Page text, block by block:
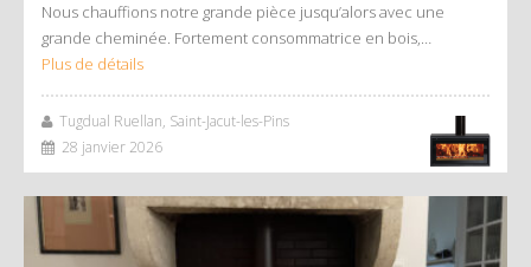
Nous chauffions notre grande pièce jusqu’alors avec une
grande cheminée. Fortement consommatrice en bois,…
Plus de détails
Tugdual Ruellan, Saint-Jacut-les-Pins
28 janvier 2026